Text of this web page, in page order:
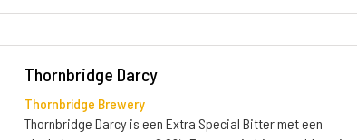
Thornbridge Darcy
Thornbridge Brewery
Thornbridge Darcy is een Extra Special Bitter met een